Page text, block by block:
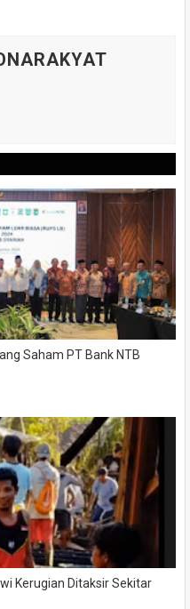
Saham PT Bank NTB
Kerugian Ditaksir Sekitar